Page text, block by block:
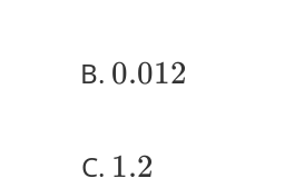
0.012
1.2